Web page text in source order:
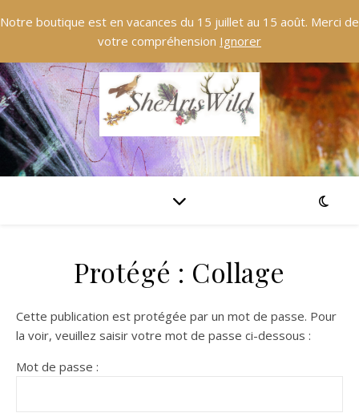
Notre boutique est en vacances du 15 juillet au 15 août. Merci de
votre compréhension Ignorer
Protégé : Collage
Cette publication est protégée par un mot de passe. Pour
la voir, veuillez saisir votre mot de passe ci-dessous :
Mot de passe :